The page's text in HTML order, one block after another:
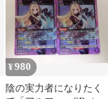
¥980
陰の実力者になりたく